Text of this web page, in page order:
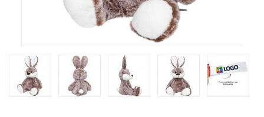
CATALOGUES & TARIFS
MARQUES & CERTIFICATS
TECHNIQUES MARQUAGE